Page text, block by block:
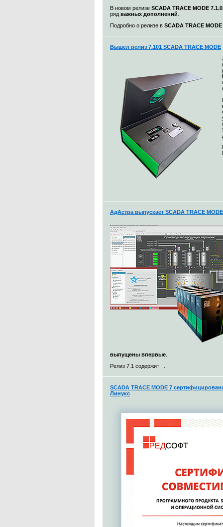
В новом релизе SCADA TRACE MODE
ряд важных дополнений
Подробно о релизе в SCADA TRACE MODE
Вышел релиз 7.101 SCADA TRACE MODE
АдАстра выпускает SCADA TRACE
выпущены впервые
Релиз 7.1 содержит ...
SCADA TRACE MODE 7
Линукс